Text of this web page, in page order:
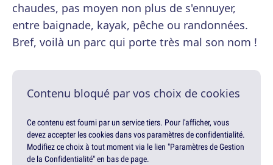
chaudes, pas moyen non plus de s'ennuyer,
entre baignade, kayak, pêche ou randonnées.
Bref, voilà un parc qui porte très mal son nom !
Contenu bloqué par vos choix de cookies
Ce contenu est fourni par un service tiers. Pour l'afficher, vous
devez accepter les cookies dans vos paramètres de confidentialité.
Modifiez ce choix à tout moment via le lien "Paramètres de Gestion
de la Confidentialité" en bas de page.